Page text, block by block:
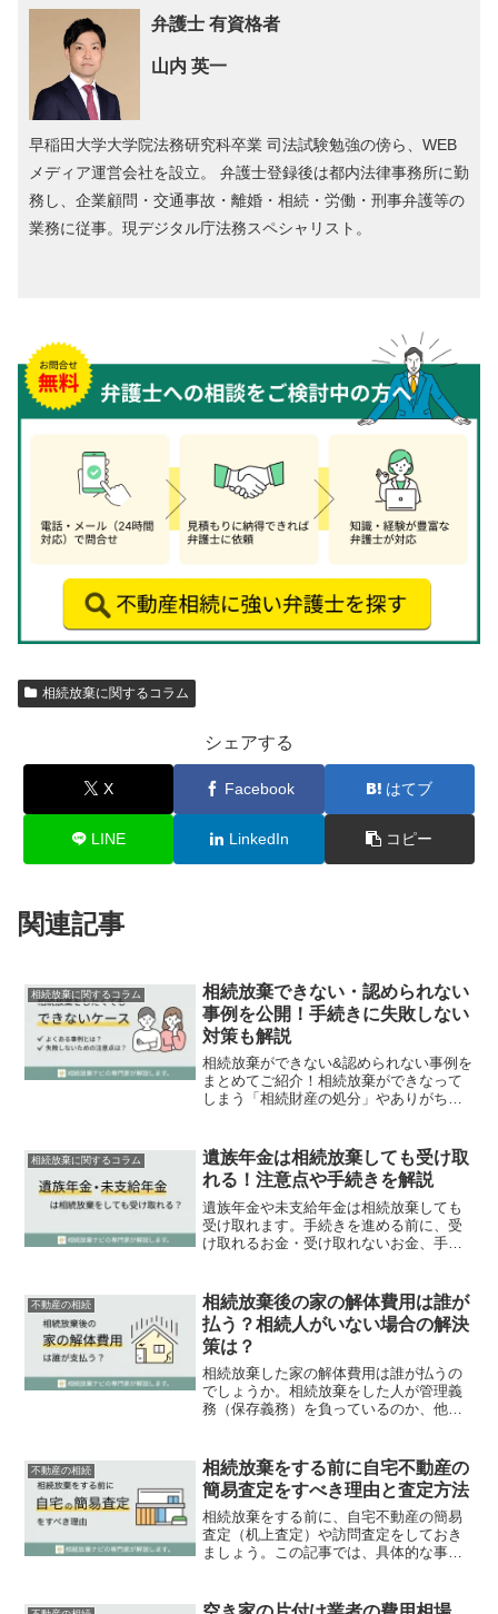
弁護士 有資格者
山内 英一
早稲田大学大学院法務研究科卒業 司法試験勉強の傍ら、WEB
メディア運営会社を設立。 弁護士登録後は都内法律事務所に勤
務し、企業顧問・交通事故・離婚・相続・労働・刑事弁護等の
業務に従事。現デジタル庁法務スペシャリスト。
相続放棄に関するコラム
シェアする
X Facebook はてブ
LINE LinkedIn コピー
関連記事
相続放棄に関するコラム
相続放棄できない・認められない
事例を公開！手続きに失敗しない
対策も解説
相続放棄ができない&認められない事例を
まとめてご紹介！相続放棄ができなって
しまう「相続財産の処分」やありがちな
相続放棄に関するコラム
遺族年金は相続放棄しても受け取
れる！注意点や手続きを解説
遺族年金や未支給年金は相続放棄しても
受け取れます。手続きを進める前に、受
け取れるお金・受け取れないお金、手続
不動産の相続
相続放棄後の家の解体費用は誰が
払う？相続人がいない場合の解決
策は？
相続放棄した家の解体費用は誰が払うの
でしょうか。相続放棄をした人が管理義
務（保存義務）を負っているのか、他の
方針を見つけるための一助となれば幸い
です。
不動産の相続
相続放棄をする前に自宅不動産の
簡易査定をすべき理由と査定方法
相続放棄をする前に、自宅不動産の簡易
査定（机上査定）や訪問査定をしておき
ましょう。この記事では、具体的な事例